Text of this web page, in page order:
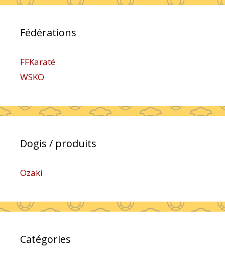
Fédérations
FFKaraté
WSKO
Dogis / produits
Ozaki
Catégories